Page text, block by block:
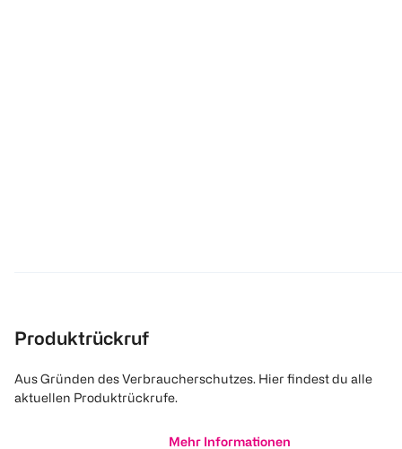
Produktrückruf
Aus Gründen des Verbraucherschutzes. Hier findest du alle
aktuellen Produktrückrufe.
Mehr Informationen